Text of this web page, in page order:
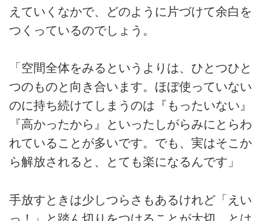
えていくなかで、どのように片づけて余白を
つくっているのでしょう。
「空間全体をみるというよりは、ひとつひと
つのものと向き合います。ほぼ使っていない
のに持ち続けてしまうのは『もったいない』
『高かったから』といったしがらみにとらわ
れていることが多いです。でも、実はそこか
ら解放されると、とても楽になるんです」
手放すときは少しつらさもあるけれど「えい
っ！」と踏ん切りをつけることが大切。とは